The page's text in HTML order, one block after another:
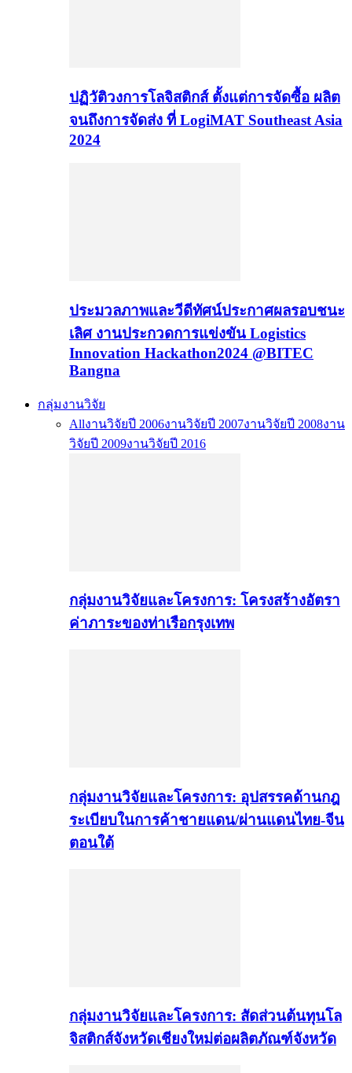
ปฏิวัติวงการโลจิสติกส์ ตั้งแต่การจัดซื้อ ผลิต
จนถึงการจัดส่ง ที่ LogiMAT Southeast Asia
2024
ประมวลภาพและวีดีทัศน์ประกาศผลรอบชนะ
เลิศ งานประกวดการแข่งขัน Logistics
Innovation Hackathon2024 @BITEC
Bangna
กลุ่มงานวิจัย
Allงานวิจัยปี 2006งานวิจัยปี 2007งานวิจัยปี 2008งาน
วิจัยปี 2009งานวิจัยปี 2016
กลุ่มงานวิจัยและโครงการ: โครงสร้างอัตรา
ค่าภาระของท่าเรือกรุงเทพ
กลุ่มงานวิจัยและโครงการ: อุปสรรคด้านกฎ
ระเบียบในการค้าชายแดน/ผ่านแดนไทย-จีน
ตอนใต้
กลุ่มงานวิจัยและโครงการ: สัดส่วนต้นทุนโล
จิสติกส์จังหวัดเชียงใหม่ต่อผลิตภัณฑ์จังหวัด